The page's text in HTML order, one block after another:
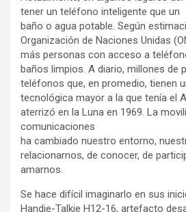
tener un teléfono inteligente que un
baño o agua potable. Según
Organización de Naciones Unidas
más personas con acceso a
baños limpios. A diario, millones de
teléfonos que, en promedio, tienen
tecnológica mayor a la que tenía el
aterrizó en la Luna en 1969. La
comunicaciones
ha cambiado nuestro entorno,
relacionarnos, de conocer, de
amarnos.
Se hace difícil imaginarlo en sus
Handie-Talkie H12-16, artefacto